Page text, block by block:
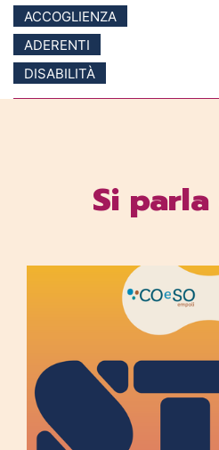
ACCOGLIENZA
ADERENTI
DISABILITÀ
Si